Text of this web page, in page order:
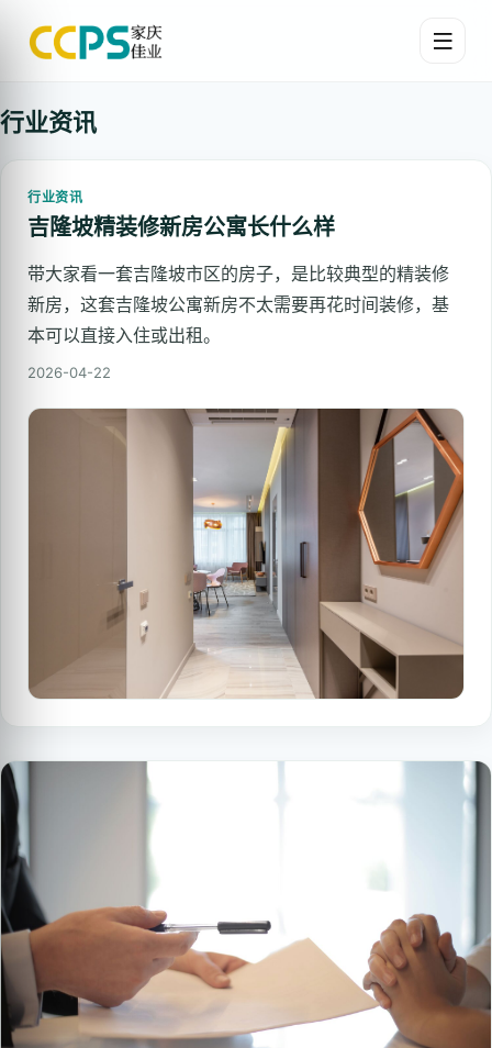
行业资讯
行业资讯
吉隆坡精装修新房公寓长什么样
带大家看一套吉隆坡市区的房子，是比较典型的精装修
新房，这套吉隆坡公寓新房不太需要再花时间装修，基
本可以直接入住或出租。
2026-04-22